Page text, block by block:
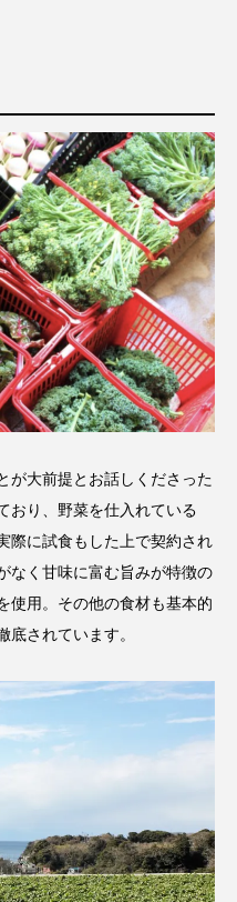
が大前提とお話しくださった
おり、野菜を仕入れている
際に試食もした上で契約され
なく甘味に富む旨みが特徴の
使用。その他の食材も基本的
底されています。